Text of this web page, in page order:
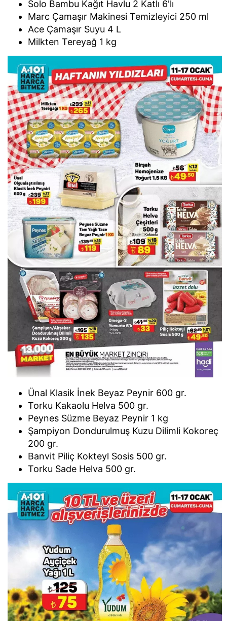
Solo Bambu Kağıt Havlu 2 Katlı 6'lı
Marc Çamaşır Makinesi Temizleyici 250 ml
Ace Çamaşır Suyu 4 L
Milkten Tereyağ 1 kg
Ünal Klasik İnek Beyaz Peynir 600 gr.
Torku Kakaolu Helva 500 gr.
Peynes Süzme Beyaz Peynir 1 kg
Şampiyon Dondurulmuş Kuzu Dilimli Kokoreç
200 gr.
Banvit Piliç Kokteyl Sosis 500 gr.
Torku Sade Helva 500 gr.